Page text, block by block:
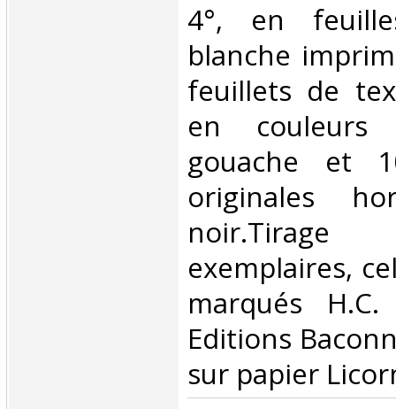
4°, en
blanche
feuillets de
en couleurs
gouache et
originales
exemplaires,
marqués
Editions
sur papier